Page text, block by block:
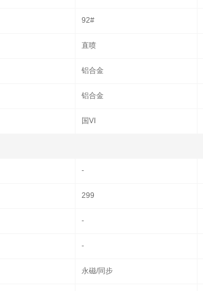
92#
直喷
铝合金
铝合金
国VI
-
299
-
-
永磁/同步